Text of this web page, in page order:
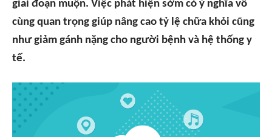
giai đoạn muộn. Việc phát hiện sớm có ý nghĩa vô
cùng quan trọng giúp nâng cao tỷ lệ chữa khỏi cũng
như giảm gánh nặng cho người bệnh và hệ thống y
tế.